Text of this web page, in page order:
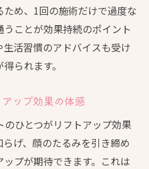
め、1回の施術だけで過度な
ことが効果持続のポイント
活習慣のアドバイスも受け
られます。
ップ効果の体感
ひとつがリフトアップ効果
げ、顔のたるみを引き締め
プが期待できます。これは